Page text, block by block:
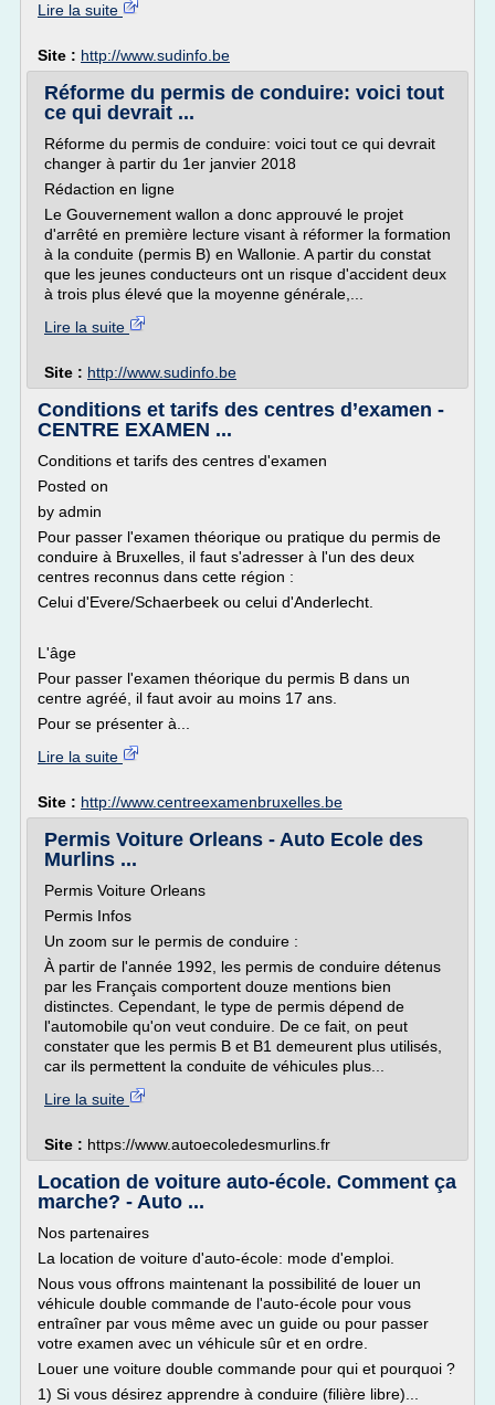
Lire la suite
Site : http://www.sudinfo.be
Réforme du permis de conduire: voici tout
ce qui devrait ...
Réforme du permis de conduire: voici tout ce qui devrait
changer à partir du 1er janvier 2018
Rédaction en ligne
Le Gouvernement wallon a donc approuvé le projet
d'arrêté en première lecture visant à réformer la formation
à la conduite (permis B) en Wallonie. A partir du constat
que les jeunes conducteurs ont un risque d'accident deux
à trois plus élevé que la moyenne générale,...
Lire la suite
Site : http://www.sudinfo.be
Conditions et tarifs des centres d’examen -
CENTRE EXAMEN ...
Conditions et tarifs des centres d'examen
Posted on
by admin
Pour passer l'examen théorique ou pratique du permis de
conduire à Bruxelles, il faut s'adresser à l'un des deux
centres reconnus dans cette région :
Celui d'Evere/Schaerbeek ou celui d'Anderlecht.
L'âge
Pour passer l'examen théorique du permis B dans un
centre agréé, il faut avoir au moins 17 ans.
Pour se présenter à...
Lire la suite
Site : http://www.centreexamenbruxelles.be
Permis Voiture Orleans - Auto Ecole des
Murlins ...
Permis Voiture Orleans
Permis Infos
Un zoom sur le permis de conduire :
À partir de l'année 1992, les permis de conduire détenus
par les Français comportent douze mentions bien
distinctes. Cependant, le type de permis dépend de
l'automobile qu'on veut conduire. De ce fait, on peut
constater que les permis B et B1 demeurent plus utilisés,
car ils permettent la conduite de véhicules plus...
Lire la suite
Site : https://www.autoecoledesmurlins.fr
Location de voiture auto-école. Comment ça
marche? - Auto ...
Nos partenaires
La location de voiture d'auto-école: mode d'emploi.
Nous vous offrons maintenant la possibilité de louer un
véhicule double commande de l'auto-école pour vous
entraîner par vous même avec un guide ou pour passer
votre examen avec un véhicule sûr et en ordre.
Louer une voiture double commande pour qui et pourquoi ?
1) Si vous désirez apprendre à conduire (filière libre)...